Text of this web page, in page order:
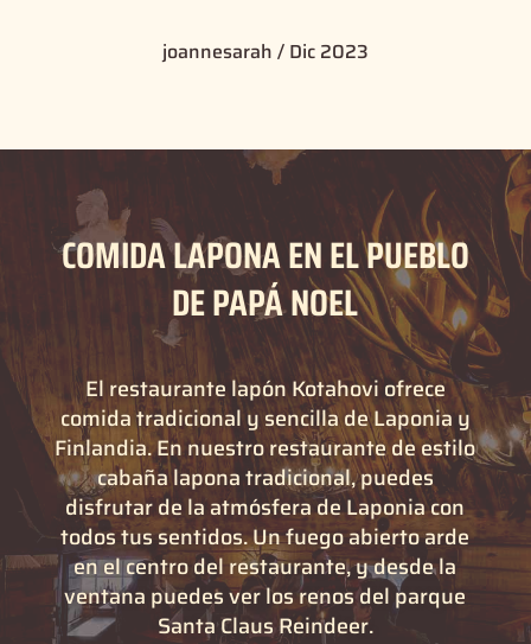
joannesarah / Dic 2023
COMIDA LAPONA EN EL PUEBLO
DE PAPÁ NOEL
El restaurante lapón Kotahovi ofrece
comida tradicional y sencilla de Laponia y
Finlandia. En nuestro restaurante de estilo
cabaña lapona tradicional, puedes
disfrutar de la atmósfera de Laponia con
todos tus sentidos. Un fuego abierto arde
en el centro del restaurante, y desde la
ventana puedes ver los renos del parque
Santa Claus Reindeer.